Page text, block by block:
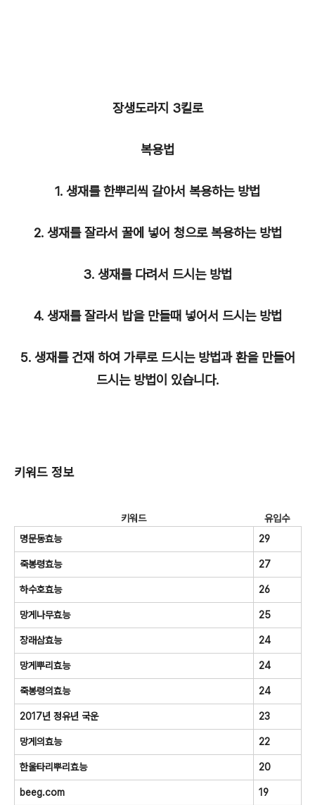
장생도라지 3킬로
복용법
1. 생재를 한뿌리씩 갈아서 복용하는 방법
2. 생재를 잘라서 꿀에 넣어 청으로 복용하는 방법
3. 생재를 다려서 드시는 방법
4. 생재를 잘라서 밥을 만들때 넣어서 드시는 방법
5. 생재를 건재 하여 가루로 드시는 방법과 환을 만들어
드시는 방법이 있습니다.
키워드 정보
키워드
유입수
명문동효능
29
죽봉령효능 27
하수호효능 26
망게나무효능 25
장래삼효능 24
망게뿌리효능 24
죽봉령의효능 24
2017년 정유년 국운 23
망게의효능 22
한울타리뿌리효능 20
beeg.com 19